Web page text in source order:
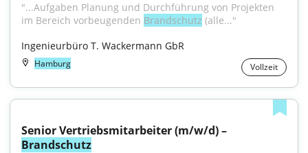
"...Aufgaben Planung und Durchführung von Projekten
im Bereich vorbeugenden Brandschutz (alle..."
Ingenieurbüro T. Wackermann GbR
Hamburg Vollzeit
Brandschutz